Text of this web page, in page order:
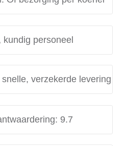
kundig personeel
verzekerde levering
9.7